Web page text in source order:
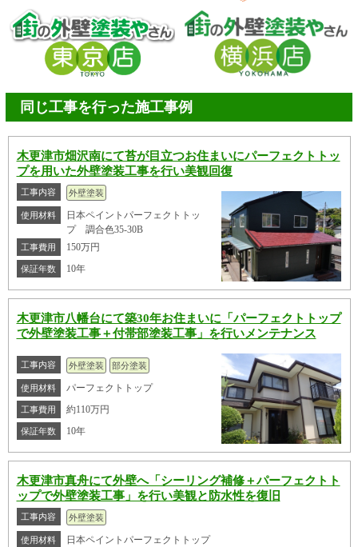
同じ工事を行った施工事例
木更津市畑沢南にて苔が目立つお住まいにパーフェクトトッ
プを用いた外壁塗装工事を行い美観回復
工事内容 外壁塗装
使用材料
日本ペイントパーフェクトトッ
プ 調合色35-30B
工事費用 150万円
保証年数 10年
木更津市八幡台にて築30年お住まいに「パーフェクトトップ
で外壁塗装工事＋付帯部塗装工事」を行いメンテナンス
工事内容 外壁塗装 部分塗装
使用材料 パーフェクトトップ
工事費用 約110万円
保証年数 10年
木更津市真舟にて外壁へ「シーリング補修＋パーフェクトト
ップで外壁塗装工事」を行い美観と防水性を復旧
工事内容 外壁塗装
使用材料 日本ペイントパーフェクトトップ